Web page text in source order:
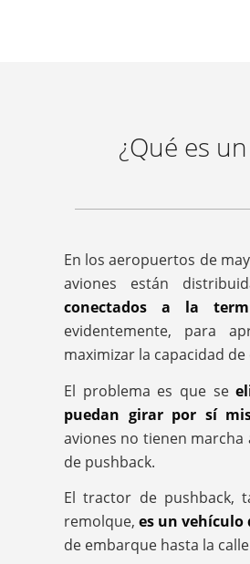
¿Qué es
En los aeropuertos de
aviones están
conectados a la
evidentemente, para
maximizar la capacidad
El problema es que se
puedan girar por sí
aviones no tienen
de pushback.
El tractor de pushback,
remolque, es un vehículo
de embarque hasta la